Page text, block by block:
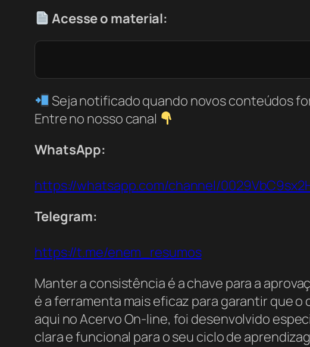
Acesse o material:
Seja notificado quando novos conteúdos
Entre no nosso canal
WhatsApp:
https://whatsapp.com/channel/
Telegram:
https://t.me/enem_resumos
Manter a consistência é a chave para a
é a ferramenta mais eficaz para garantir que
aqui no Acervo On-line, foi desenvolvido
clara e funcional para o seu ciclo de